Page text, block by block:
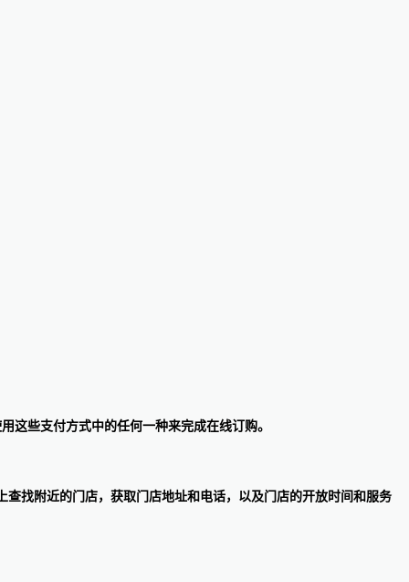
这些支付方式中的任何一种来完成在线订购。
找附近的门店，获取门店地址和电话，以及门店的开放时间和服务